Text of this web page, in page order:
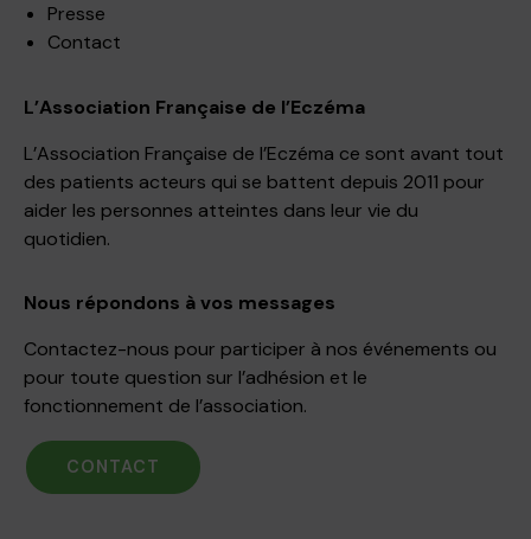
Presse
Contact
L’Association Française de l’Eczéma
L’Association Française de l’Eczéma ce sont avant tout
des patients acteurs qui se battent depuis 2011 pour
aider les personnes atteintes dans leur vie du
quotidien.
Nous répondons à vos messages
Contactez-nous pour participer à nos événements ou
pour toute question sur l’adhésion et le
fonctionnement de l’association.
CONTACT